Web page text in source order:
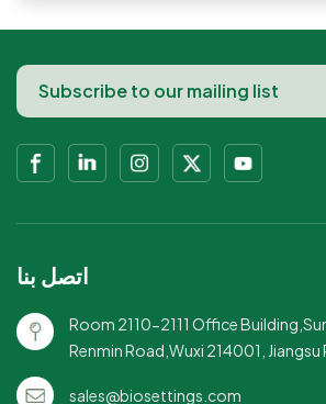
والسلامة.هيكل مانع للتسرب: يمنع
التسربات ويحافظ على نضارتها،
مما يجعله مثاليًا للخروج
والتوصيل.مريحة ومحمولة: خفيفة
الوزن وسهلة الحمل، مثالية
للوجبات أثناء التنقل.آمن
الطعام.قابلة للتخصيص للعلامة
التجارية: متوفرة بكميات كبيرة مع
خيارات للشعارات أو التصميمات
المخصصة لتحسين رؤية عملك.
اتصل بنا
Room 2110-2111 Office
Renmin Road,Wuxi 214001, Jiangsu
sales@biosettings.com